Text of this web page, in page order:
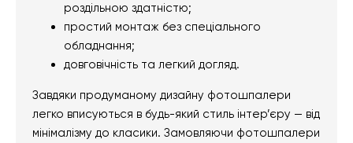
роздільною здатністю;
простий монтаж без спеціального
обладнання;
довговічність та легкий догляд.
Завдяки продуманому дизайну фотошпалери
легко вписуються в будь-який стиль інтер’єру — від
мінімалізму до класики. Замовляючи фотошпалери